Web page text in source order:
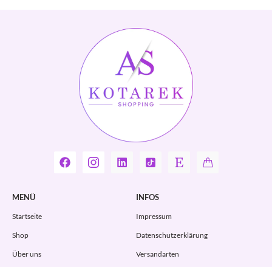
MENÜ
Startseite
Shop
Über uns
INFOS
Impressum
Datenschutzerklärung
Versandarten